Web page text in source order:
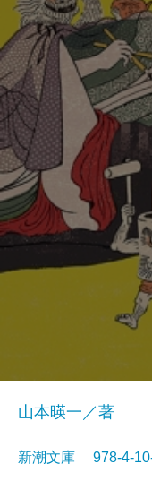
山本暎一／著
新潮文庫 978-4-